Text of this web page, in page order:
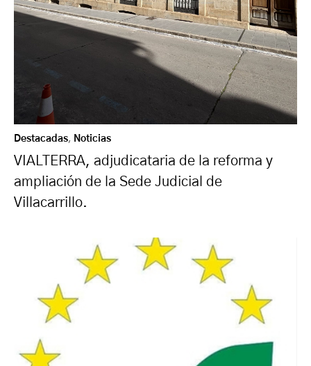
Destacadas, Noticias
VIALTERRA, adjudicataria de la reforma y
ampliación de la Sede Judicial de
Villacarrillo.